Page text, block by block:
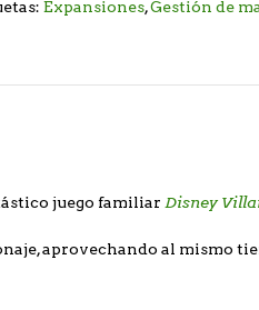
Expansiones,Gestión de
juego familiar Disney
aprovechando al mismo